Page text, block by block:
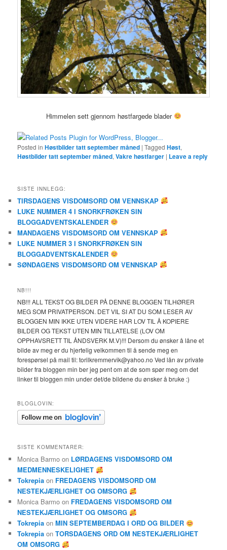
Himmelen sett gjennom høstfargede blader
Posted in Høstbilder tatt september måned |Tagged Høst,
Høstbilder tatt september måned,Vakre høstfarger | Leave a reply
SISTE INNLEGG:
TIRSDAGENS VISDOMSORD OM VENNSKAP
LUKE NUMMER 4 I SNORKFRØKEN SIN
BLOGGADVENTSKALENDER
MANDAGENS VISDOMSORD OM VENNSKAP
LUKE NUMMER 3 I SNORKFRØKEN SIN
BLOGGADVENTSKALENDER
SØNDAGENS VISDOMSORD OM VENNSKAP
NB!!!
NB!!! ALL TEKST OG BILDER PÅ DENNE BLOGGEN TILHØRER
MEG SOM PRIVATPERSON. DET VIL SI AT DU SOM LESER AV
BLOGGEN MIN IKKE UTEN VIDERE HAR LOV TIL Å KOPIERE
BILDER OG TEKST UTEN MIN TILLATELSE (LOV OM
OPPHAVSRETT TIL ÅNDSVERK M.V)!!! Dersom du ønsker å låne et
bilde av meg er du hjertelig velkommen til å sende meg en
forespørsel på mail til: torilkremmervik@yahoo.no Ved lån av private
bilder fra bloggen min ber jeg pent om at de som spør meg om det
linker til bloggen min under det/de bildene du ønsker å bruke :)
BLOGLOVIN:
SISTE KOMMENTARER:
Monica Barmo on LØRDAGENS VISDOMSORD OM
MEDMENNESKELIGHET
Tokrepia on FREDAGENS VISDOMSORD OM
NESTEKJÆRLIGHET OG OMSORG
Monica Barmo on FREDAGENS VISDOMSORD OM
NESTEKJÆRLIGHET OG OMSORG
Tokrepia onMIN SEPTEMBERDAG I ORD OG BILDER
Tokrepia onTORSDAGENS ORD OM NESTEKJÆRLIGHET
OM OMSORG